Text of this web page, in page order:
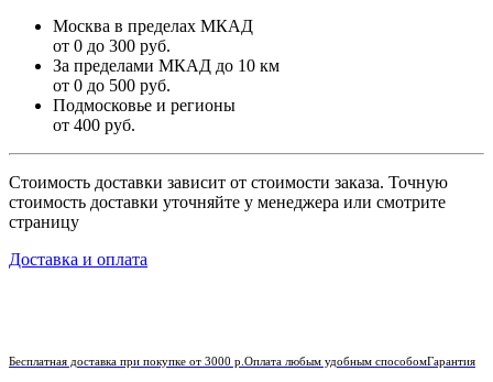
Москва в пределах МКАД
от 0 до 300 руб.
За пределами МКАД до 10 км
от 0 до 500 руб.
Подмосковье и регионы
от 400 руб.
Стоимость доставки зависит от стоимости заказа. Точную
стоимость доставки уточняйте у менеджера или смотрите
страницу
Доставка и оплата
Бесплатная доставка при покупке от 3000 р. Оплата любым удобным способомГарантия